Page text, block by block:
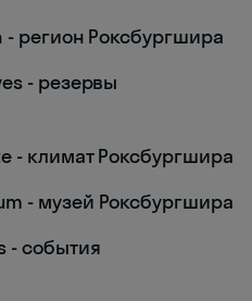
регион Роксбургшира
- резервы
- климат Роксбургшира
- музей Роксбургшира
- события